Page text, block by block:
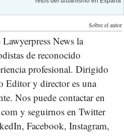
Sobre el autor
News la
de reconocido
profesional. Dirigido
Editor y director es una
Nos puede contactar en
y seguirnos en Twitter
Facebook, Instagram,